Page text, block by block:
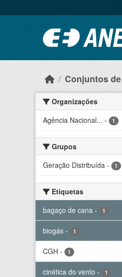
Conjuntos
Organizações
Agência Nacional... - 1
Grupos
Geração Distribuída - 1
Etiquetas
bagaço de cana - 1
biogás - 1
CGH - 1
cinética do vento - 1